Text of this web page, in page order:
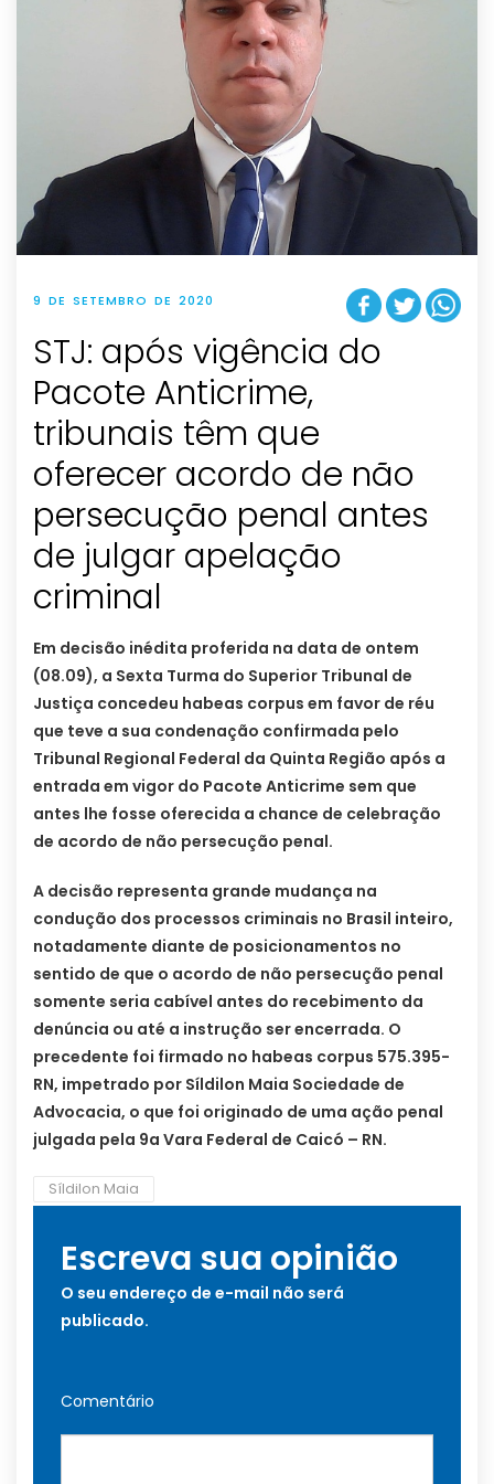
9 DE SETEMBRO DE 2020
STJ: após vigência do
Pacote Anticrime,
tribunais têm que
oferecer acordo de não
persecução penal antes
de julgar apelação
criminal
Em decisão inédita proferida na data de ontem
(08.09), a Sexta Turma do Superior Tribunal de
Justiça concedeu habeas corpus em favor de réu
que teve a sua condenação confirmada pelo
Tribunal Regional Federal da Quinta Região após a
entrada em vigor do Pacote Anticrime sem que
antes lhe fosse oferecida a chance de celebração
de acordo de não persecução penal.
A decisão representa grande mudança na
condução dos processos criminais no Brasil inteiro,
notadamente diante de posicionamentos no
sentido de que o acordo de não persecução penal
somente seria cabível antes do recebimento da
denúncia ou até a instrução ser encerrada. O
precedente foi firmado no habeas corpus 575.395-
RN, impetrado por Síldilon Maia Sociedade de
Advocacia, o que foi originado de uma ação penal
julgada pela 9a Vara Federal de Caicó – RN.
Síldilon Maia
Escreva sua opinião
O seu endereço de e-mail não será
publicado.
Comentário